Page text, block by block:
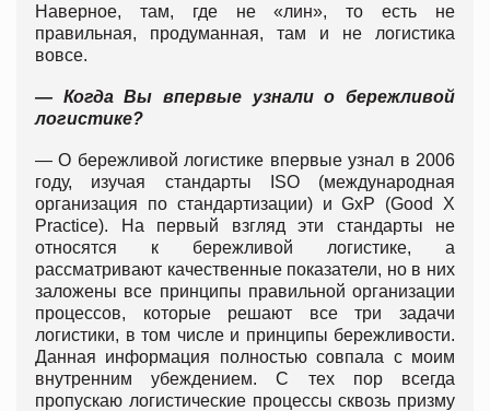
Наверное, там, где не «лин», то есть не
правильная, продуманная, там и не логистика
вовсе.
— Когда Вы впервые узнали о бережливой
логистике?
— О бережливой логистике впервые узнал в 2006
году, изучая стандарты ISO (международная
организация по стандартизации) и GxP (Good X
Practice). На первый взгляд эти стандарты не
относятся к бережливой логистике, а
рассматривают качественные показатели, но в них
заложены все принципы правильной организации
процессов, которые решают все три задачи
логистики, в том числе и принципы бережливости.
Данная информация полностью совпала с моим
внутренним убеждением. С тех пор всегда
пропускаю логистические процессы сквозь призму